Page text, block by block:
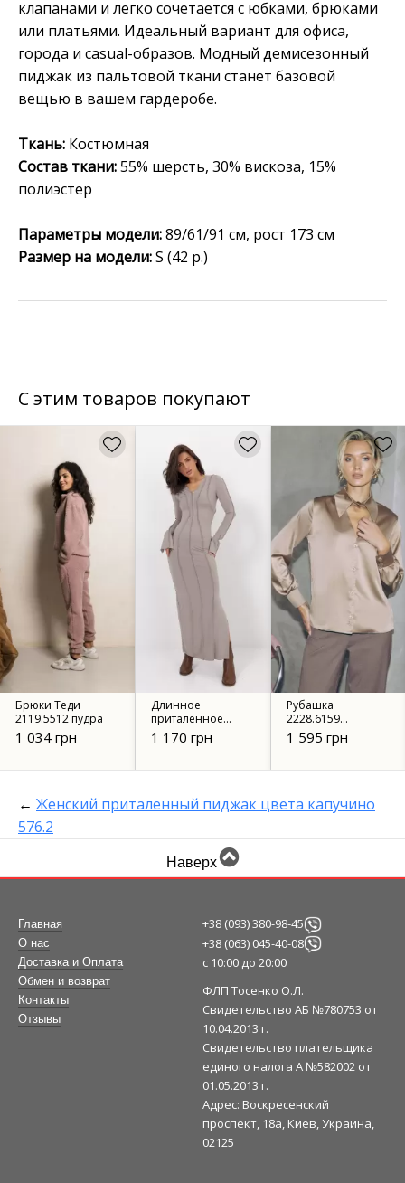
клапанами и легко сочетается с юбками, брюками
или платьями. Идеальный вариант для офиса,
города и casual-образов. Модный демисезонный
пиджак из пальтовой ткани станет базовой
вещью в вашем гардеробе.
Ткань: Костюмная
Состав ткани:55% шерсть, 30% вискоза, 15%
полиэстер
Параметры модели:89/61/91 см, рост 173 см
Размер на модели:S (42 р.)
С этим товаров покупают
Брюки Теди
2119.5512 пудра
1 034 грн
Длинное
приталенное
платье со швами
наружу 4713
1 170 грн
Рубашка
2228.6159
коричневая
1 595 грн
← Женский приталенный пиджак цвета капучино
576.2
Наверх
Главная
О нас
Доставка и Оплата
Обмен и возврат
Контакты
Отзывы
+38 (093) 380-98-45
+38 (063) 045-40-08
с 10:00 до 20:00
ФЛП Тосенко О.Л.
Свидетельство АБ №780753 от
10.04.2013 г.
Свидетельство плательщика
единого налога А №582002 от
01.05.2013 г.
Адрес: Воскресенский
проспект, 18а, Киев, Украина,
02125